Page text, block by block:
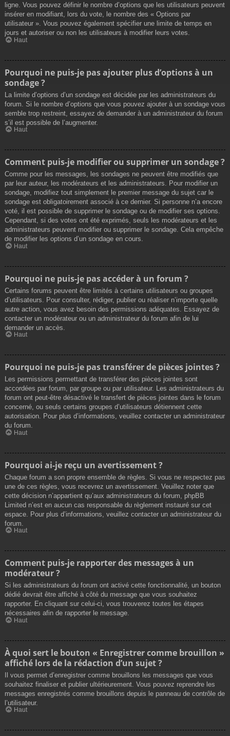
ligne. Vous pouvez définir le nombre d’options que les utilisateurs peuvent
insérer en modifiant, lors du vote, le nombre des « Options par
utilisateur ». Vous pouvez également spécifier une limite de temps en
jours et autoriser ou non les utilisateurs à modifier leurs votes.
Haut
Pourquoi ne puis-je pas ajouter plus d’options à un
sondage ?
La limite d’options d’un sondage est décidée par les administrateurs du
forum. Si le nombre d’options que vous pouvez ajouter à un sondage vous
semble trop restreint, essayez de demander à un administrateur du forum
s’il est possible de l’augmenter.
Haut
Comment puis-je modifier ou supprimer un sondage ?
Comme pour les messages, les sondages ne peuvent être modifiés que
par leur auteur, les modérateurs et les administrateurs. Pour modifier un
sondage, modifiez tout simplement le premier message du sujet car le
sondage est obligatoirement associé à ce dernier. Si personne n’a encore
voté, il est possible de supprimer le sondage ou de modifier ses options.
Cependant, si des votes ont été exprimés, seuls les modérateurs et les
administrateurs peuvent modifier ou supprimer le sondage. Cela empêche
de modifier les options d’un sondage en cours.
Haut
Pourquoi ne puis-je pas accéder à un forum ?
Certains forums peuvent être limités à certains utilisateurs ou groupes
d’utilisateurs. Pour consulter, rédiger, publier ou réaliser n’importe quelle
autre action, vous avez besoin des permissions adéquates. Essayez de
contacter un modérateur ou un administrateur du forum afin de lui
demander un accès.
Haut
Pourquoi ne puis-je pas transférer de pièces jointes ?
Les permissions permettant de transférer des pièces jointes sont
accordées par forum, par groupe ou par utilisateur. Les administrateurs du
forum ont peut-être désactivé le transfert de pièces jointes dans le forum
concerné, ou seuls certains groupes d’utilisateurs détiennent cette
autorisation. Pour plus d’informations, veuillez contacter un administrateur
du forum.
Haut
Pourquoi ai-je reçu un avertissement ?
Chaque forum a son propre ensemble de règles. Si vous ne respectez pas
une de ces règles, vous recevrez un avertissement. Veuillez noter que
cette décision n’appartient qu’aux administrateurs du forum, phpBB
Limited n’est en aucun cas responsable du règlement instauré sur cet
espace. Pour plus d’informations, veuillez contacter un administrateur du
forum.
Haut
Comment puis-je rapporter des messages à un
modérateur ?
Si les administrateurs du forum ont activé cette fonctionnalité, un bouton
dédié devrait être affiché à côté du message que vous souhaitez
rapporter. En cliquant sur celui-ci, vous trouverez toutes les étapes
nécessaires afin de rapporter le message.
Haut
À quoi sert le bouton « Enregistrer comme brouillon »
affiché lors de la rédaction d’un sujet ?
Il vous permet d’enregistrer comme brouillons les messages que vous
souhaitez finaliser et publier ultérieurement. Vous pouvez reprendre les
messages enregistrés comme brouillons depuis le panneau de contrôle de
l’utilisateur.
Haut